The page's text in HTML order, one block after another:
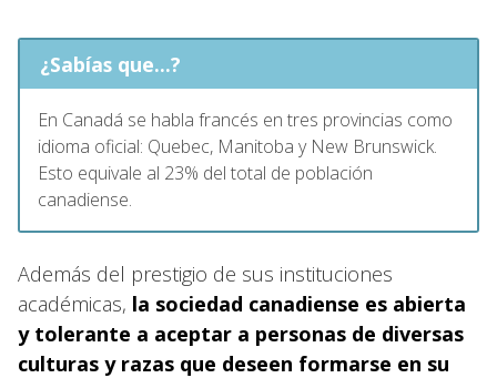
¿Sabías que...?
En Canadá se habla francés en tres provincias como
idioma oficial: Quebec, Manitoba y New Brunswick.
Esto equivale al 23% del total de población
canadiense.
Además del prestigio de sus instituciones
académicas, la sociedad canadiense es abierta
y tolerante a aceptar a personas de diversas
culturas y razas que deseen formarse en su